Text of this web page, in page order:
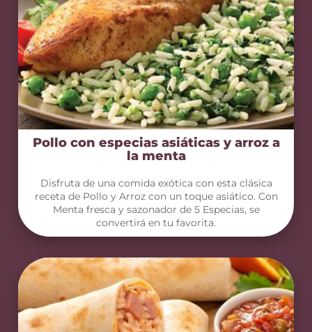
Pollo con especias asiáticas y arroz a
la menta
Disfruta de una comida exótica con esta clásica
receta de Pollo y Arroz con un toque asiático. Con
Menta fresca y sazonador de 5 Especias, se
convertirá en tu favorita.